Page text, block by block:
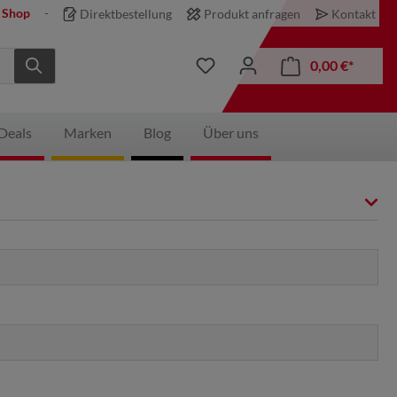
Direktbestellung Produkt anfragen Kontakt
0,00 €*
Marken Blog Über uns